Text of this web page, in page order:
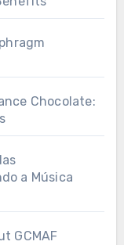
Chocolate:
a Música
GCMAF